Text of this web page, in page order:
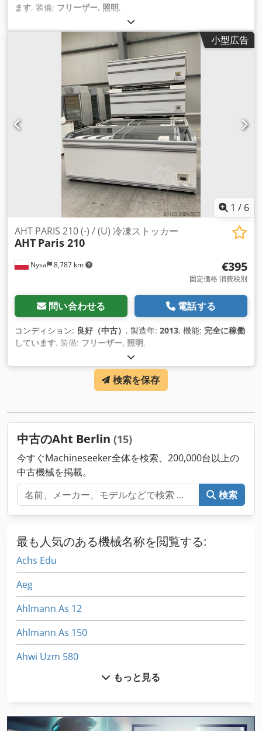
ます, 装備: フリーザー, 照明,
小型広告
1 / 6
Nysa 8,787 km
AHT PARIS 210 (-) / (U) 冷凍ストッカー
AHT Paris 210
€395
固定価格 消費税別
問い合わせる 電話する
コンディション: 良好（中古） , 製造年: 2013, 機能: 完全に稼働
しています, 装備: フリーザー, 照明,
検索を保存
中古のAht Berlin (15)
今すぐMachineseeker全体を検索、200,000台以上の
中古機械を掲載。
検索
最も人気のある機械名称を閲覧する:
Achs Edu
Aeg
Ahlmann As 12
Ahlmann As 150
Ahwi Uzm 580
Eht
もっと見る